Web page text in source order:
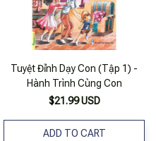
Tuyệt Đỉnh Dạy Con (Tập 1) -
Hành Trình Cùng Con
$21.99 USD
ADD TO CART